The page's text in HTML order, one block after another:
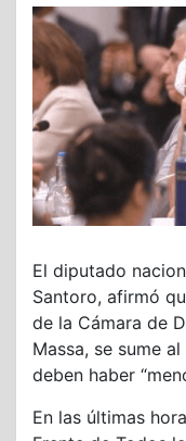
El diputado
Santoro, afirmó
de la Cámara de
Massa, se sume
deben haber
En las últimas